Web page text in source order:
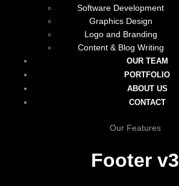
Software Development
Graphics Design
Logo and Branding
Content & Blog Writing
OUR TEAM
PORTFOLIO
ABOUT US
CONTACT
Our Features
Footer v3